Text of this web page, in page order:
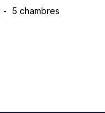
5 chambres